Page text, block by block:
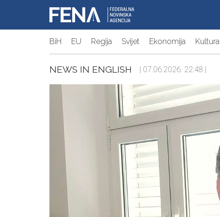
BiH EU Regija Svijet Ekonomija Kultura
NEWS IN ENGLISH | 07.06.2026. 22:48 |